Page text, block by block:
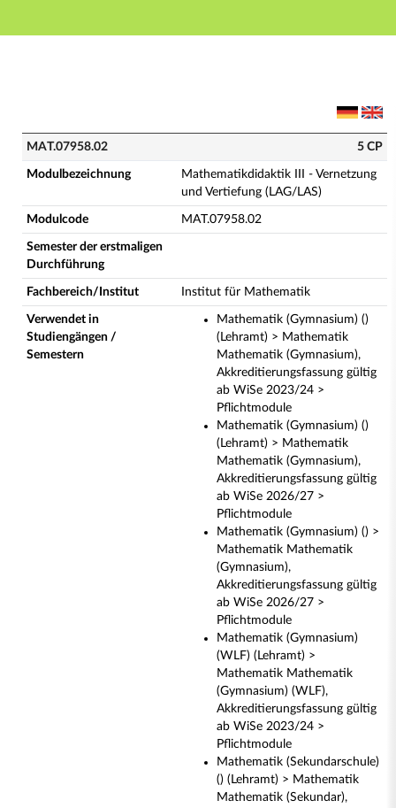
Hauptnavigation
MAT.07958.02 - Mathematikdidaktik III -
MAT.07958.02 5 CP
Modulbezeichnung
Mathematikdidaktik III - Vernetzung
und Vertiefung (LAG/LAS)
Modulcode MAT.07958.02
Semester der erstmaligen
Durchführung
Fachbereich/Institut Institut für Mathematik
Verwendet in
Studiengängen /
Semestern
Mathematik (Gymnasium) ()
(Lehramt) > Mathematik
Mathematik (Gymnasium),
Akkreditierungsfassung gültig
ab WiSe 2023/24 >
Pflichtmodule
Mathematik (Gymnasium) ()
(Lehramt) > Mathematik
Mathematik (Gymnasium),
Akkreditierungsfassung gültig
ab WiSe 2026/27 >
Pflichtmodule
Mathematik (Gymnasium) () >
Mathematik Mathematik
(Gymnasium),
Akkreditierungsfassung gültig
ab WiSe 2026/27 >
Pflichtmodule
Mathematik (Gymnasium)
(WLF) (Lehramt) >
Mathematik Mathematik
(Gymnasium) (WLF),
Akkreditierungsfassung gültig
ab WiSe 2023/24 >
Pflichtmodule
Mathematik (Sekundarschule)
() (Lehramt) > Mathematik
Mathematik (Sekundar),